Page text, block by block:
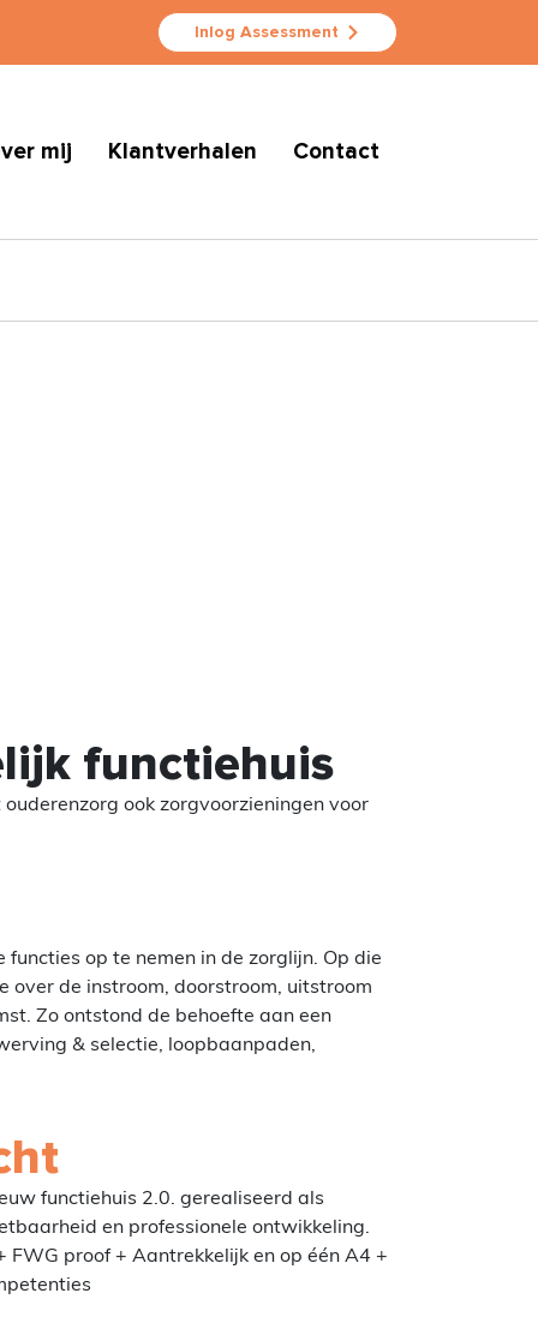
Inlog Assessment
mij Klantverhalen Contact
functiehuis
ook zorgvoorzieningen voor
op te nemen in de zorglijn. Op die
de instroom, doorstroom, uitstroom
Zo ontstond de behoefte aan een
& selectie, loopbaanpaden,
functiehuis 2.0. gerealiseerd als
en professionele ontwikkeling.
proof + Aantrekkelijk en op één A4 +